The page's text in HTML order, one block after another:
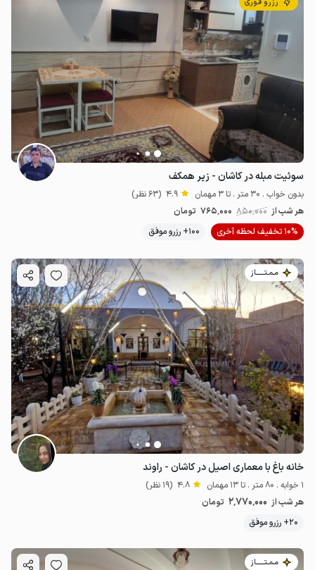
سوئیت مبله در کاشان - زیر همکف
بدون خواب . 30 متر . تا 3 مهمان 4.9 (63 نظر)
هر شب از 850٬000 765٬000 تومان
10% تخفیف لحظه آخری
100+ رزرو موفق
مـمـتــــــاز
خانه باغ با معماری اصیل در کاشان - راوند
1 خوابه . 80 متر . تا 13 مهمان 4.8 (19 نظر)
هر شب از 2٬770٬000 تومان
20+ رزرو موفق
مـمـتــــــاز